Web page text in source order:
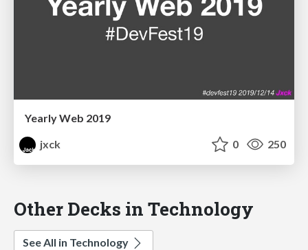
Yearly Web 2019
jxck
0 250
Other Decks in Technology
See All in Technology